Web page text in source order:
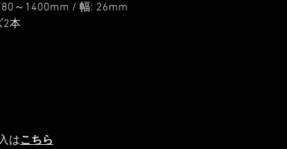
～1400mm / 幅: 26mm
2本
はこちら